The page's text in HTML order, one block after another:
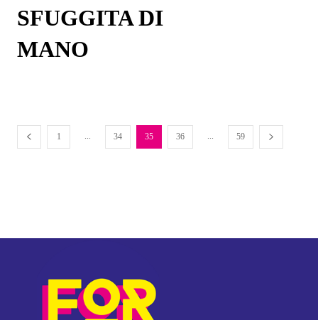
SFUGGITA DI
MANO
1 ... 34 35 36 ... 59